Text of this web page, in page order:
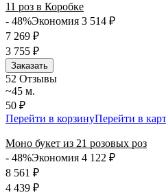
11 роз в Коробке
- 48%Экономия 3 514 ₽
7 269 ₽
3 755 ₽
Заказать
52 Отзывы
~45 м.
50 ₽
Перейти в корзинуПерейти в
Моно букет из 21 розовых роз
- 48%Экономия 4 122 ₽
8 561 ₽
4 439 ₽